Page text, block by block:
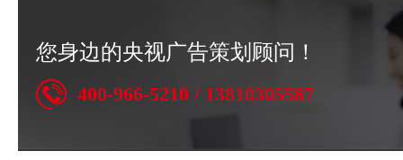
您身边的央视广告策划顾问！
400-966-5210 / 13810305587